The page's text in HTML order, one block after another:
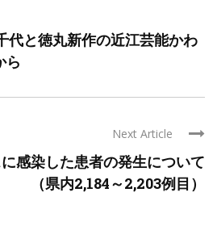
代と徳丸新作の近江芸能かわ
ら
Next Article
感染した患者の発生について
（県内2,184～2,203例目）